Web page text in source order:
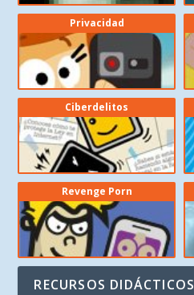
Privacidad
Ciberdelitos
Revenge Porn
RECURSOS DIDÁCTICOS